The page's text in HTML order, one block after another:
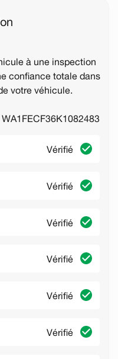
à une inspection
confiance totale dans
votre véhicule.
WA1FECF36K1082483
Vérifié
Vérifié
Vérifié
Vérifié
Vérifié
Vérifié